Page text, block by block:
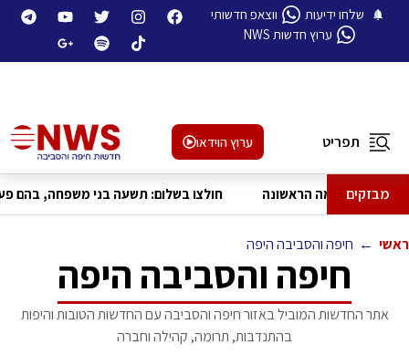
שלחו ידיעות
ווצאפ חדשותי
ערוץ חדשות NWS
תפריט ערוץ הוידאו
מבזקים חולצו בשלום: הסתגרו בדירותיהם בעקבות שרפה בקומה הראשונה
ראשי ← חיפה והסביבה היפה
חיפה והסביבה היפה
אתר החדשות המוביל באזור חיפה והסביבה עם החדשות הטובות והיפות
בהתנדבות, תרומה, קהילה וחברה